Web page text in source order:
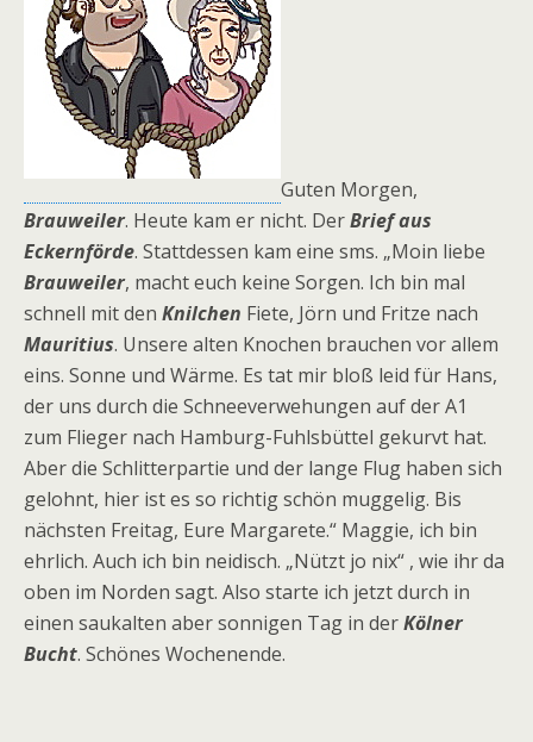
Guten Morgen,
Brauweiler. Heute kam er nicht. DerBrief aus
Eckernförde. Stattdessen kam eine sms. „Moin liebe
Brauweiler, macht euch keine Sorgen. Ich bin mal
schnell mit den Knilchen Fiete, Jörn und Fritze nach
Mauritius. Unsere alten Knochen brauchen vor allem
eins. Sonne und Wärme. Es tat mir bloß leid für Hans,
der uns durch die Schneeverwehungen auf der A1
zum Flieger nach Hamburg-Fuhlsbüttel gekurvt hat.
Aber die Schlitterpartie und der lange Flug haben sich
gelohnt, hier ist es so richtig schön muggelig. Bis
nächsten Freitag, Eure Margarete.“ Maggie, ich bin
ehrlich. Auch ich bin neidisch. „Nützt jo nix“ , wie ihr da
oben im Norden sagt. Also starte ich jetzt durch in
einen saukalten aber sonnigen Tag in derKölner
Bucht. Schönes Wochenende.